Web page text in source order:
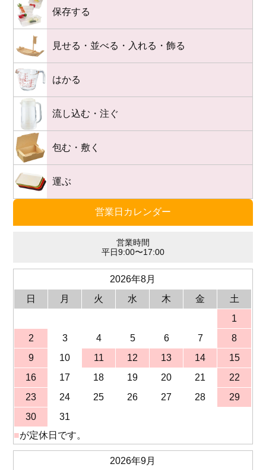
営業日カレンダー
営業時間
平日9:00〜17:00
2026年8月
日
月 火 水 木 金
土
1
2
3 4 5 6 7
8
9
10 11 12 13 14
15
16
17 18 19 20 21
22
23
24 25 26 27 28
29
30
31
■が定休日です。
2026年9月
保存する
見せる・並べる・入れる・飾る
はかる
流し込む・注ぐ
包む・敷く
運ぶ